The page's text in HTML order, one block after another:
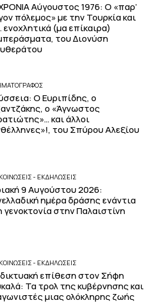
Αύγουστος 1976: Ο «παρ’
πόλεμος» με την Τουρκία και
ενοχλητικά (μα επίκαιρα)
του Διονύση
Ο Ευριπίδης, ο
ο «Άγνωστος
και άλλοι
του Σπύρου Αλεξίου
- ΕΚΔΗΛΩΣΕΙΣ
9 Αυγούστου 2026:
ημέρα δράσης ενάντια
γενοκτονία στην Παλαιστίνη
- ΕΚΔΗΛΩΣΕΙΣ
επίθεση στον Σήφη
Τα τρολ της κυβέρνησης και
μιας ολόκληρης ζωής